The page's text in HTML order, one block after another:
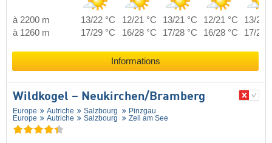
à 2200 m 13/22 °C 12/21 °C 13/21 °C 12/21 °C
13/21
à 1260 m
17/29 °C 16/28 °C 17/28 °C 16/28 °C 17/28
Informations
Wildkogel – Neukirchen/​Bramberg
Europe Autriche Salzbourg
Pinzgau
Europe
Autriche Salzbourg Zell am See